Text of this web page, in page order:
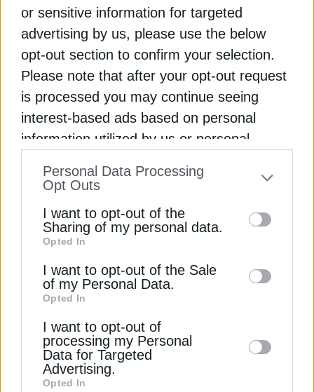
or sensitive information for targeted
advertising by us, please use the below
opt-out section to confirm your selection.
Please note that after your opt-out request
is processed you may continue seeing
interest-based ads based on personal
information utilized by us or personal
to your opt-out. You may separately opt-out
information by third parties on the IAB’s list
of downstream participants. This
information may also be disclosed by us to
third parties on theIAB’s List of
Downstream Participants
disclose it to other third parties.
Personal Data Processing
Opt Outs
I want to opt-out of the
Sharing of my personal data.
Opted In
I want to opt-out of the Sale
of my Personal Data.
Opted In
I want to opt-out of
processing my Personal
Data for Targeted
Advertising.
Opted In
Από Newsroom 22 Μαΐου 2024
Ροή
01
ΗΛΕΚΤΡΙΣΜΟΣ
Meridiam: Θέλουμε να προχωρήσουμε
GSI
7 Αυγούστου 2026
02
ΧΡΗΣΤΙΚΑ
ΕΥΔΑΠ: Πού θα γίνουν διακοπές νερού
την Παρασκευή 7 Αυγούστου
03
ΗΛΕΚΤΡΙΣΜΟΣ
ρεύματος την Παρασκευή 7 Αυγούστου
7 Αυγούστου 2026
ΕΠΙΧΕΙΡΗΣΕΙΣ
Viohalco: “Φωτεινό” το μέλλον παρά